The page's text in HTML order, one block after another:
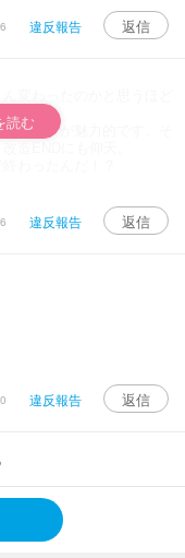
違反報告 返信
性体）が魅力的です。そ
読む
違反報告 返信
違反報告 返信